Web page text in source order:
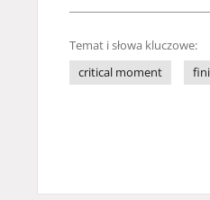
Temat i słowa kluczowe:
critical moment